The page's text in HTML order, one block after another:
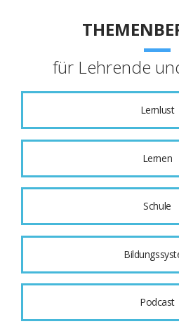
für Lehrende
Lernlust
Lernen
Schule
Podcast